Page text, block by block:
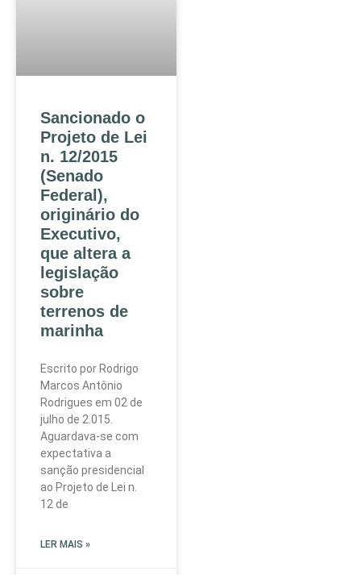
Sancionado o
Projeto de Lei
n. 12/2015
(Senado
Federal),
originário do
Executivo,
que altera a
legislação
sobre
terrenos de
marinha
Escrito por Rodrigo
Marcos Antônio
Rodrigues em 02 de
julho de 2.015.
Aguardava-se com
expectativa a
sanção presidencial
ao Projeto de Lei n.
12 de
LER MAIS »